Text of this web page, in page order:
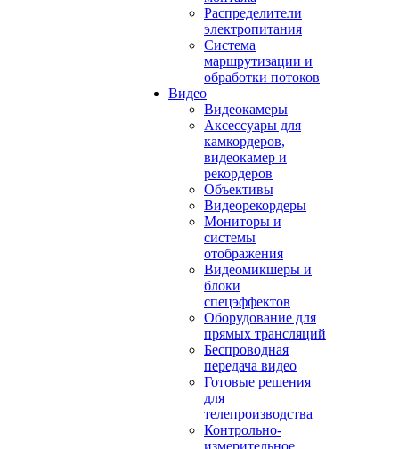
Распределители
электропитания
Система
маршрутизации и
обработки потоков
Видео
Видеокамеры
Аксессуары для
камкордеров,
видеокамер и
рекордеров
Объективы
Видеорекордеры
Мониторы и
системы
отображения
Видеомикшеры и
блоки
спецэффектов
Оборудование для
прямых трансляций
Беспроводная
передача видео
Готовые решения
для
телепроизводства
Контрольно-
измерительное